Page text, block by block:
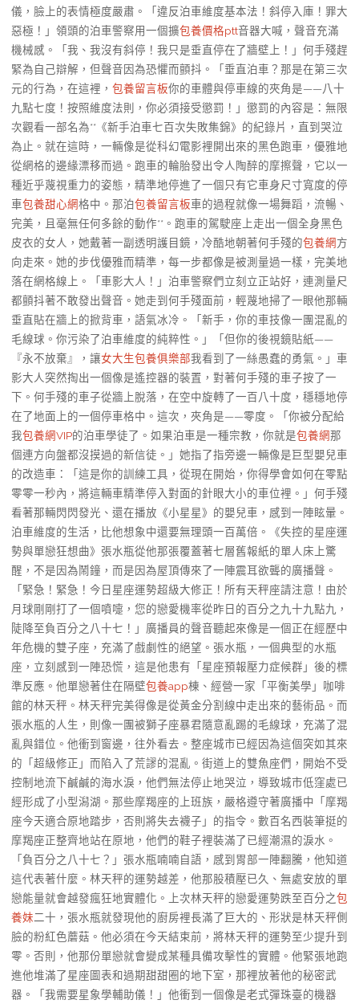
儀，臉上的表情極度嚴肅。「違反泊車維度基本法！斜停入庫！罪大
惡極！」領頭的泊車警察用一個擴包養價格ptt音器大喊，聲音充滿
機械感。「我、我沒有斜停！我只是垂直停在了牆壁上！」何手殘趕
緊為自己辯解，但聲音因為恐懼而顫抖。「垂直泊車？那是在第三次
元的行為，在這裡， 包養留言板你的車體與停車線的夾角是——八十
九點七度！按照維度法則，你必須接受懲罰！」懲罰的內容是：無限
次觀看一部名為**《新手泊車七百次失敗集錦》的紀錄片，直到哭泣
為止。就在這時，一輛像是從科幻電影裡開出來的黑色跑車，優雅地
從網格的邊緣漂移而過。跑車的輪胎發出令人陶醉的摩擦聲，它以一
種近乎蔑視重力的姿態，精準地停進了一個只有它車身尺寸寬度的停
車包養甜心網格中。那泊包養留言板車的過程就像一場舞蹈，流暢、
完美，且毫無任何多餘的動作**。跑車的駕駛座上走出一個全身黑色
皮衣的女人，她戴著一副透明護目鏡，冷酷地朝著何手殘的包養網方
向走來。她的步伐優雅而精準，每一步都像是被測量過一樣，完美地
落在網格線上。「車影大人！」泊車警察們立刻立正站好，連測量尺
都顫抖著不敢發出聲音。她走到何手殘面前，輕蔑地掃了一眼他那輛
垂直貼在牆上的掀背車，語氣冰冷。「新手，你的車技像一團混亂的
毛線球。你污染了泊車維度的純粹性。」「但你的後視鏡貼紙——
『永不放棄』，讓女大生包養俱樂部我看到了一絲愚蠢的勇氣。」車
影大人突然掏出一個像是遙控器的裝置，對著何手殘的車子按了一
下。何手殘的車子從牆上脫落，在空中旋轉了一百八十度，穩穩地停
在了地面上的一個停車格中。這次，夾角是——零度。「你被分配給
我包養網VIP的泊車學徒了。如果泊車是一種宗教，你就是包養網那
個連方向盤都沒摸過的新信徒。」她指了指旁邊一輛像是巨型嬰兒車
的改造車：「這是你的訓練工具，從現在開始，你得學會如何在零點
零零一秒內，將這輛車精準停入對面的針眼大小的車位裡。」何手殘
看著那輛閃閃發光、還在播放《小星星》的嬰兒車，感到一陣眩暈。
泊車維度的生活，比他想象中還要無理頭一百萬倍。《失控的星座運
勢與單戀狂想曲》張水瓶從他那張覆蓋著七層舊報紙的單人床上驚
醒，不是因為鬧鐘，而是因為屋頂傳來了一陣震耳欲聾的廣播聲。
「緊急！緊急！今日星座運勢超級大修正！所有天秤座請注意！由於
月球剛剛打了一個噴嚏，您的戀愛機率從昨日的百分之九十九點九，
陡降至負百分之八十七！」廣播員的聲音聽起來像是一個正在經歷中
年危機的雙子座，充滿了戲劇性的絕望。張水瓶，一個典型的水瓶
座，立刻感到一陣恐慌，這是他患有「星座預報壓力症候群」後的標
準反應。他單戀著住在隔壁包養app棟、經營一家「平衡美學」咖啡
館的林天秤。林天秤完美得像是從黃金分割線中走出來的藝術品。而
張水瓶的人生，則像一團被獅子座暴君隨意亂踢的毛線球，充滿了混
亂與錯位。他衝到窗邊，往外看去。整座城市已經因為這個突如其來
的「超級修正」而陷入了荒謬的混亂。街道上的雙魚座們，開始不受
控制地流下鹹鹹的海水淚，他們無法停止地哭泣，導致城市低窪處已
經形成了小型潟湖。那些摩羯座的上班族，嚴格遵守著廣播中「摩羯
座今天適合原地踏步，否則將失去襪子」的指令。數百名西裝筆挺的
摩羯座正整齊地站在原地，他們的鞋子裡裝滿了已經潮濕的淚水。
「負百分之八十七？」張水瓶喃喃自語，感到胃部一陣翻騰，他知道
這代表著什麼。林天秤的運勢越差，他那股積壓已久、無處安放的單
戀能量就會越發瘋狂地實體化。上次林天秤的戀愛運勢跌至百分之包
養妹二十，張水瓶就發現他的廚房裡長滿了巨大的、形狀是林天秤側
臉的粉紅色蘑菇。他必須在今天結束前，將林天秤的運勢至少提升到
零。否則，他那份單戀就會變成某種具備攻擊性的實體。他緊張地跑
進他堆滿了星座圖表和過期甜甜圈的地下室，那裡放著他的秘密武
器。「我需要星象學輔助儀！」他衝到一個像是老式彈珠臺的機器